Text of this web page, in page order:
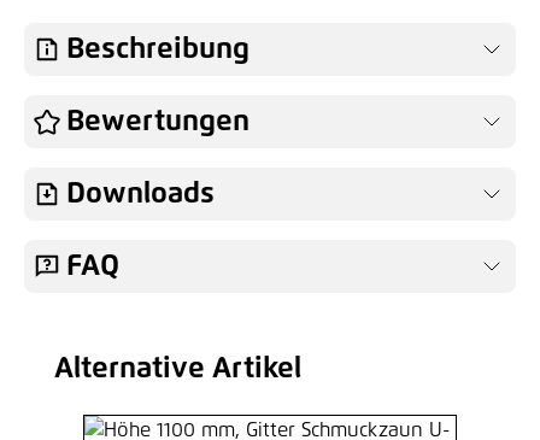
Beschreibung
Bewertungen
Downloads
FAQ
Produktgalerie überspringen
Alternative Artikel